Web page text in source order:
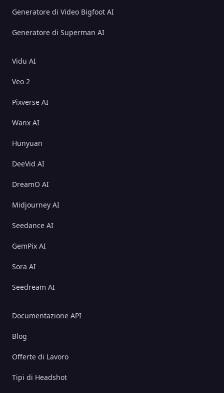
Generatore di Video Bigfoot AI
Generatore di Superman AI
Vidu AI
Veo 2
Pixverse AI
Wanx AI
Hunyuan
DeeVid AI
DreamO AI
Midjourney AI
Seedance AI
GemPix AI
Sora AI
Seedream AI
Documentazione API
Blog
Offerte di Lavoro
Tipi di Headshot